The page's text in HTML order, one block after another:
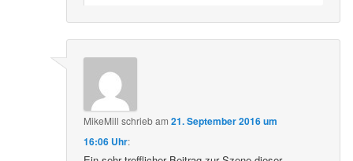
MikeMill schriebam21. September 2016 um
16:06 Uhr: